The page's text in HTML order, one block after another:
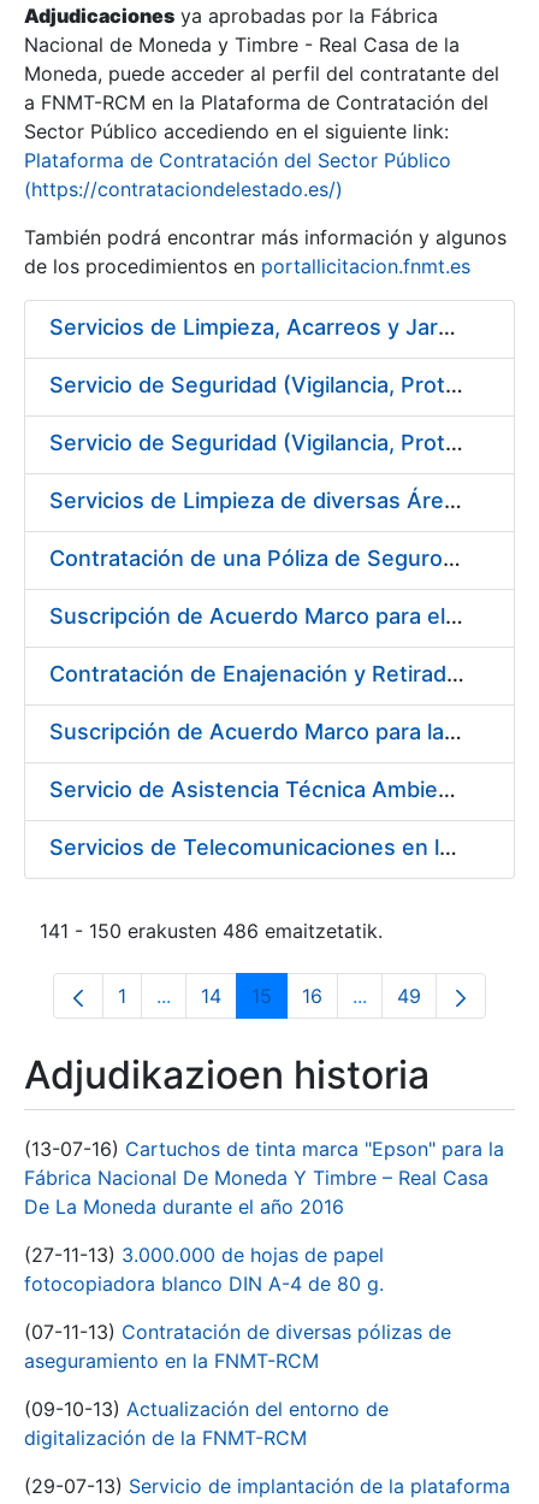
Erakutsi/Ezkutatu
Erakutsi/Ezkutatu
Erakutsi/Ezkutatu
Adjudicaciones ya aprobadas por la Fábrica
Nacional de Moneda y Timbre - Real Casa de la
Moneda, puede acceder al perfil del contratante del
a FNMT-RCM en la Plataforma de Contratación del
Sector Público accediendo en el siguiente link:
Plataforma de Contratación del Sector Público
(https://contrataciondelestado.es/)
También podrá encontrar más información y algunos
de los procedimientos en portallicitacion.fnmt.es
Servicios de Limpieza, Acarreos y Jardinería para la Fábrica Nacional de Moneda y Timbre – Real Casa de Moneda
Servicio de Seguridad (Vigilancia, Protección y Control) en los Centros de la FNMT-RCM en Madrid
Servicio de Seguridad (Vigilancia, Protección y Control) en los Centros de la FNMT-RCM en Burgos
Servicios de Limpieza de diversas Áreas y Edificios de la Fábrica, Servicio de Acarreo de Mobiliario y Enseres y Mantenimiento de las Zonas Ajardinadas, para la Fábrica de Papel de Burgos de la Fábrica Nacional de Moneda y Timbre – Real Casa de Moneda
Contratación de una Póliza de Seguro Colectivo de Asistencia Sanitaria
Suscripción de Acuerdo Marco para el Servicio de Visitas a Oficinas de Registro
Contratación de Enajenación y Retirada de Recortes Sobrantes y Desperdicios de Papel Impreso y No Impreso durante el año 2019
Suscripción de Acuerdo Marco para la Contratación de Fabricación de Piezas
Servicio de Asistencia Técnica Ambiental en la FNMT-RCM Burgos
Servicios de Telecomunicaciones en la Fábrica Nacional de Moneda y Timbre - Real Casa de la Moneda
141 - 150 erakusten 486 emaitzetatik.
Orrialdea
1 ...Intermediate Pages Use TAB to navigate.
Orrialdea
14 Orrialdea
15 Orrialdea
16 ...Intermediate
Orrialdea
49
Adjudikazioen historia
(13-07-16) Cartuchos de tinta marca "Epson" para la
Fábrica Nacional De Moneda Y Timbre – Real Casa
De La Moneda durante el año 2016
(27-11-13) 3.000.000 de hojas de papel
fotocopiadora blanco DIN A-4 de 80 g.
(07-11-13) Contratación de diversas pólizas de
aseguramiento en la FNMT-RCM
(09-10-13) Actualización del entorno de
digitalización de la FNMT-RCM
(29-07-13) Servicio de implantación de la plataforma